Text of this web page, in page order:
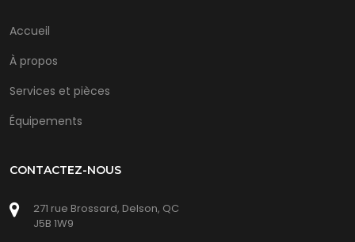
Accueil
À propos
Services et pièces
Équipements
CONTACTEZ-NOUS
271 rue Brossard, Delson, QC
J5B 1W9